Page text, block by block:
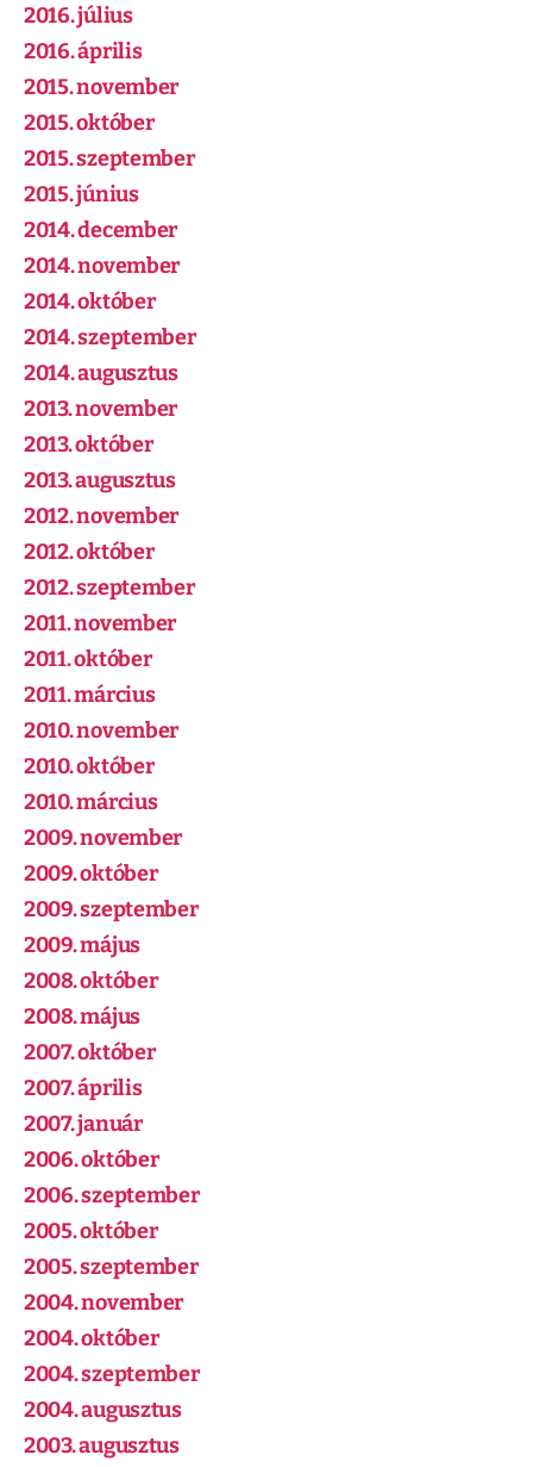
2016. július
2016. április
2015. november
2015. október
2015. szeptember
2015. június
2014. december
2014. november
2014. október
2014. szeptember
2014. augusztus
2013. november
2013. október
2013. augusztus
2012. november
2012. október
2012. szeptember
2011. november
2011. október
2011. március
2010. november
2010. október
2010. március
2009. november
2009. október
2009. szeptember
2009. május
2008. október
2008. május
2007. október
2007. április
2007. január
2006. október
2006. szeptember
2005. október
2005. szeptember
2004. november
2004. október
2004. szeptember
2004. augusztus
2003. augusztus